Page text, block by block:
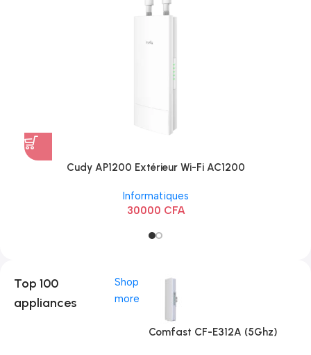
Cudy AP1200 Extérieur Wi-Fi AC1200
Informatiques
30000 CFA
Top 100
appliances
Shop
more
Comfast CF-E312A (5Ghz)